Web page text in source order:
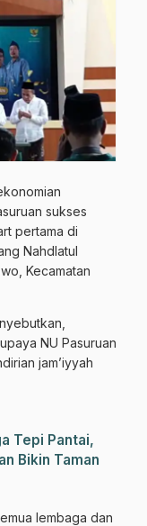
sukses
pertama di
Nahdlatul
Kecamatan
NU Pasuruan
jam’iyyah
Tepi Pantai,
Bikin Taman
lembaga dan